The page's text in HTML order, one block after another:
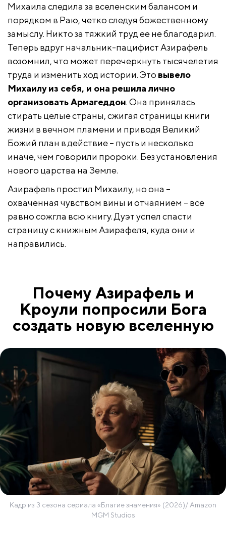
Михаила следила за вселенским балансом и
порядком в Раю, четко следуя божественному
замыслу. Никто за тяжкий труд ее не благодарил.
Теперь вдруг начальник-пацифист Азирафель
возомнил, что может перечеркнуть тысячелетия
труда и изменить ход истории. Это вывело
Михаилу из себя, и она решила лично
организовать Армагеддон. Она принялась
стирать целые страны, сжигая страницы книги
жизни в вечном пламени и приводя Великий
Божий план в действие – пусть и несколько
иначе, чем говорили пророки. Без установления
нового царства на Земле.
Азирафель простил Михаилу, но она –
охваченная чувством вины и отчаянием – все
равно сожгла всю книгу. Дуэт успел спасти
страницу с книжным Азирафеля, куда они и
направились.
Почему Азирафель и
Кроули попросили Бога
создать новую вселенную
Кадр из 3 сезона сериала «Благие знамения» (2026)/ Amazon
MGM Studios